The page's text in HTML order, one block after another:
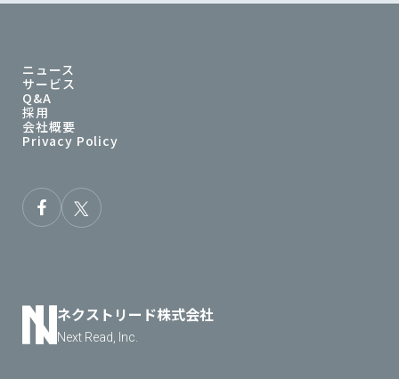
ニュース
サービス
Q&A
採用
会社概要
Privacy Policy
ネクストリード株式会社
Next Read, Inc.